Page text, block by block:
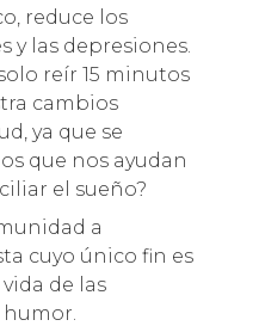
reduce los
y las depresiones.
reír 15 minutos
cambios
ya que se
que nos ayudan
el sueño?
a
cuyo único fin es
de las
humor.